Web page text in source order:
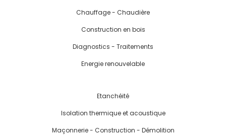
Chauffage - Chaudière
Construction en bois
Diagnostics - Traitements
Energie renouvelable
Etanchéité
Isolation thermique et acoustique
Maçonnerie - Construction - Démolition